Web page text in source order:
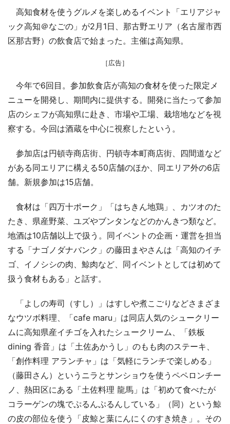
高知食材を使うグルメを楽しめるイベント「エリアジャ
ック高知＠なごの」が2月1日、那古野エリア（名古屋市西
区那古野）の飲食店で始まった。主催は高知県。
［広告］
今年で6回目。参加飲食店が高知の食材を使った限定メ
ニューを開発し、期間内に提供する。開発に当たって参加
店のシェフが高知県に赴き、市場や工場、栽培地などを視
察する。今回は酒蔵を中心に視察したという。
参加店は円頓寺商店街、円頓寺本町商店街、四間道など
がある同エリアに構える50店舗のほか、同エリア外の6店
舗。新規参加は15店舗。
食材は「四万十ポーク」「はちきん地鶏」、カツオのた
たき、県産野菜、ユズやブンタンなどのかんきつ類など。
地酒は10店舗以上で扱う。同イベントの企画・運営を担当
する「ナゴノダナバンク」の藤田まやさんは「高知のイチ
ゴ、イノシシの肉、鯨肉など、同イベントとしては初めて
扱う食材もある」と話す。
「よしの寿司（すし）」はすしや煮こごりなどさまざま
なウツボ料理、「cafe maru」は同店人気のシュークリー
ムに高知県産イチゴを入れたシュークリーム、「鉄板
dining 香音」は「土佐あかうし」のもも肉のステーキ、
「創作料理 アランチャ」は「気軽にランチで楽しめる」
（藤田さん）というニラとサンショウを使うペペロンチー
ノ、熱田区にある「土佐料理 龍馬」は「初めて食べたが
コラーゲンの塊でぷるんぷるんしている」（同）という鯨
の皮の部位を使う「皮鯨と葉にんにくのすき焼き」。その